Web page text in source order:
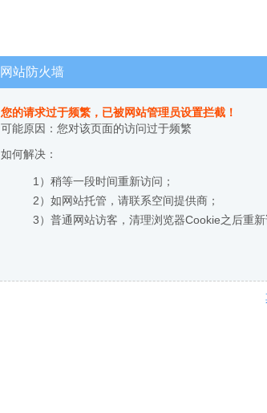
网站防火墙
您的请求过于频繁，已被网站管理员设置拦截！
可能原因：您对该页面的访问过于频繁
如何解决：
1）稍等一段时间重新访问；
2）如网站托管，请联系空间提供商；
3）普通网站访客，清理浏览器Cookie之后重